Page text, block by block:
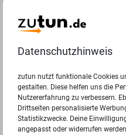
Jobangebote
Datenschutzhinweis
zutun nutzt funktionale Cookies
gestalten. Diese helfen uns die
Nutzererfahrung zu verbessern.
Drittseiten personalisierte
Statistikzwecke. Deine
angepasst oder widerrufen